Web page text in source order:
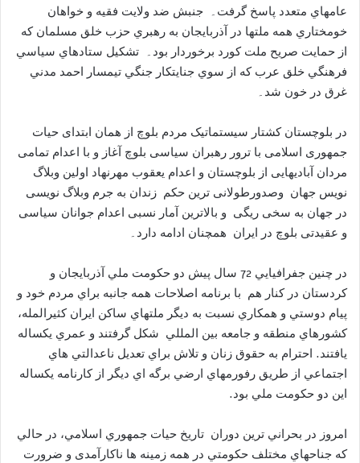
عامهاي متعدد پاسخ گرفت۔ جنبش ضد ولايت فقيه و خواهان
خومختاري همه ملتها در آذربايجان به رهبري حزب خلق مسلمان كه
از حمايت صريح ملت كورد برخوردار بود۔ تشكيل ستادهاي سياسي
فرهنگي خلق عرب كه از سوي جنايتكار جنگي تيمسار احمد مدني
غرق در خون شد۔
در بلوچستان کشتار سیستماتیک مردم بلوچ از ھمان ابتدای حیات
جمھوری اسلامی با ترور رھبران سياسی بلوچ آغاز و با اعدام تمامی
مردان آباديهايی از بلوچستان و اعدام يعقوب مهرنهاد اولين وبلاگ
نويس جهان وصدورطولانی ترين حکم زندان به جرم وبلاگ نويسی
در جهان به سخی ريگی و بالاترين آمار نسبی اعدام جوانان سياسی
و عقيدتی بلوچ در ايران همچنان ادامه دارد۔
در چنين جفرافيايي 72 سال پيش دو حكومت ملي آذربايجان و
كردستان در كنار هم با برنامه اصلاحات همه جانبه براي مردم خود و
پيام دوستي و همكاري نسبت به ديگر ملتهاي ساکن ايران کثيرالمله،
كشورهاي منطقه و جامعه بين المللي شکل گرفتند و عمري يكساله
يافتند. احترام به حقوق زنان و تلاش براي تعديل ناعدالتي هاي
اجتماعي از طريق رفورمهاي ارضي برگه اي ديگر از كارنامه يكساله
اين دو حكومت ملي بود.
امروز در بحراني ترين دوران تاريخ حيات جمهوري اسلامي، در حالي
كه جناحهاي مختلف حكومتي در همه زمينه ها ناكارآمدی و ضرورت